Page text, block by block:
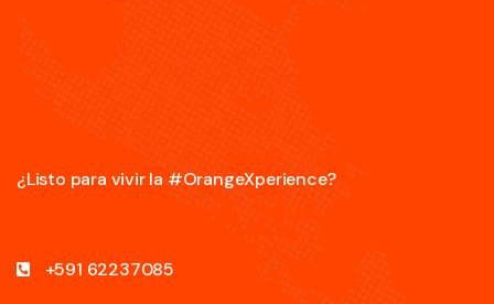
¿Listo para vivir la #OrangeXperience?
+591 62237085